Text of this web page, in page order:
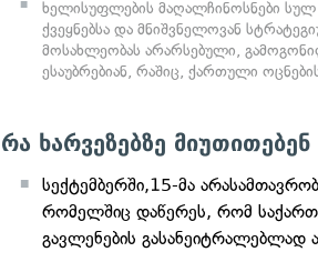
ხელისუფლების მაღალჩინოსნები
ქვეყნებსა და მნიშვნელოვან
მოსახლეობას არარსებული,
ესაუბრებიან, რაშიც, ქართული
რა ხარვეზებზე მიუთითებენ
სექტემბერში,15-მა
რომელშიც დაწერეს, რომ
გავლენების გასანეიტრალებლად